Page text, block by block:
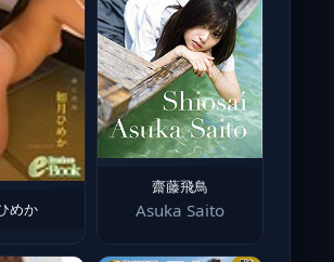
めか
齋藤飛鳥
Asuka Saito